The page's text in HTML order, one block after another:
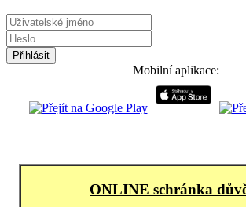
Mobilní aplikace:
ONLINE schránka